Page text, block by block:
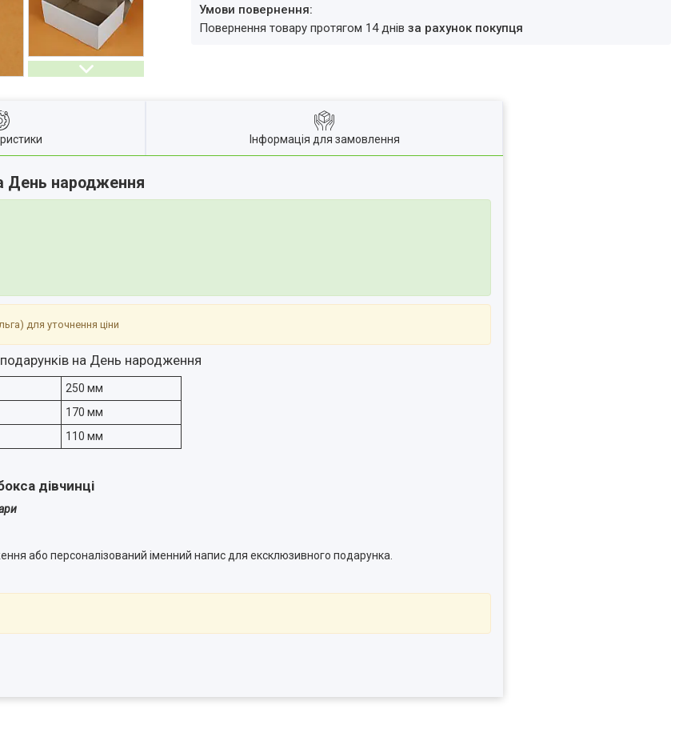
повернення товару протягом 14 днівза рахунок покупця
Інформація для замовлення
День народження
для уточнення ціни
на День народження
250 мм
170 мм
110 мм
дівчинці
або персоналізований іменний напис для ексклюзивного подарунка.